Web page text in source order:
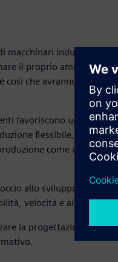
macchinari industriali e i
il proprio ambiente di
così che avranno
favoriscono una
flessibile,
come un'unica
allo sviluppo di
velocità e altro
la progettazione di